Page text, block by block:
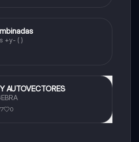
+y- ( )
AUTOVECTORES
0